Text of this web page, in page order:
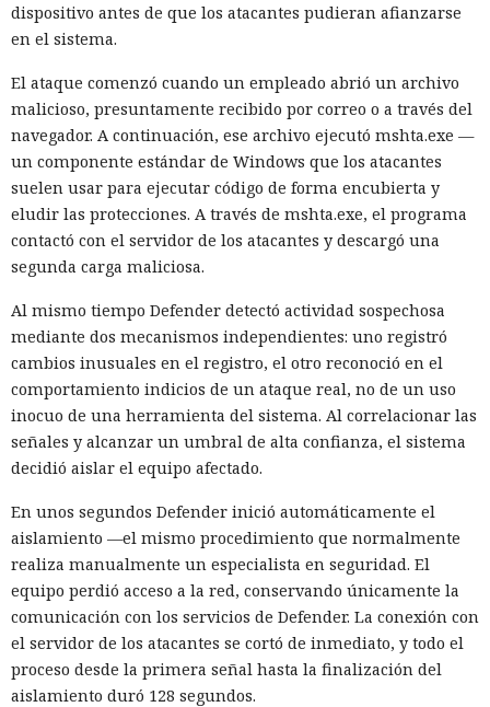
dispositivo antes de que los atacantes pudieran afianzarse
en el sistema.
El ataque comenzó cuando un empleado abrió un archivo
malicioso, presuntamente recibido por correo o a través del
navegador. A continuación, ese archivo ejecutó mshta.exe —
un componente estándar de Windows que los atacantes
suelen usar para ejecutar código de forma encubierta y
eludir las protecciones. A través de mshta.exe, el programa
contactó con el servidor de los atacantes y descargó una
segunda carga maliciosa.
Al mismo tiempo Defender detectó actividad sospechosa
mediante dos mecanismos independientes: uno registró
cambios inusuales en el registro, el otro reconoció en el
comportamiento indicios de un ataque real, no de un uso
inocuo de una herramienta del sistema. Al correlacionar las
señales y alcanzar un umbral de alta confianza, el sistema
decidió aislar el equipo afectado.
En unos segundos Defender inició automáticamente el
aislamiento —el mismo procedimiento que normalmente
realiza manualmente un especialista en seguridad. El
equipo perdió acceso a la red, conservando únicamente la
comunicación con los servicios de Defender. La conexión con
el servidor de los atacantes se cortó de inmediato, y todo el
proceso desde la primera señal hasta la finalización del
aislamiento duró 128 segundos.